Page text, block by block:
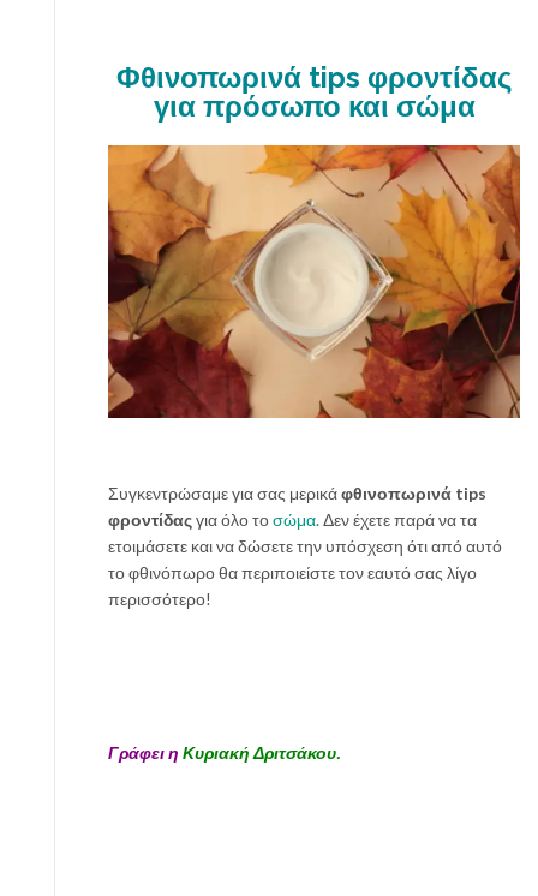
ώ
θ
ε
ι
ό
ρ
φ
κ
ά
μ
έ
ρ
α
Φθινοπωρινά tips φροντίδας
για πρόσωπο και σώμα
Συγκεντρώσαμε για σας μερικάφθινοπωρινά tips
φροντίδαςγια όλο τοσώμα. Δεν έχετε παρά να τα
ετοιμάσετε και να δώσετε την υπόσχεση ότι από αυτό
το φθινόπωρο θα περιποιείστε τον εαυτό σας λίγο
περισσότερο!
Γράφει η Κυριακή Δριτσάκου.